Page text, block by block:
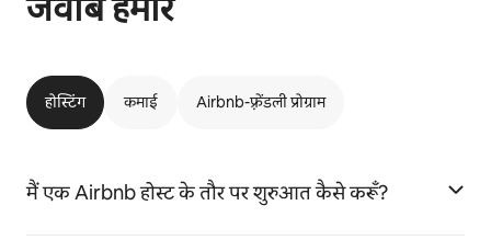
होस्टिंग कमाई Airbnb-फ़्रेंडली प्रोग्राम
मैं एक Airbnb होस्ट के तौर पर शुरुआत कैसे करूँ?